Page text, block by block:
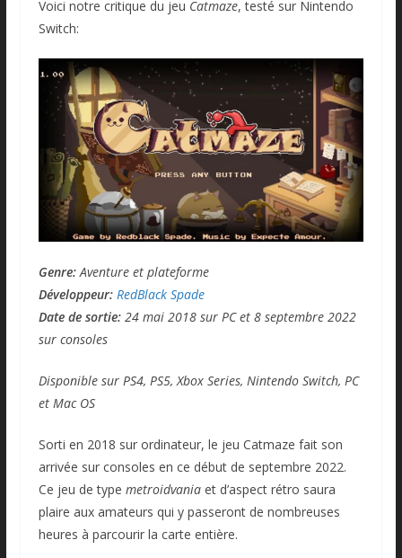
Voici notre critique du jeu Catmaze, testé sur Nintendo
Switch:
Genre:Aventure et plateforme
Développeur: RedBlack Spade
Date de sortie: 24 mai 2018 sur PC et 8 septembre 2022
sur consoles
Disponible sur PS4, PS5, Xbox Series, Nintendo Switch, PC
et Mac OS
Sorti en 2018 sur ordinateur, le jeu Catmaze fait son
arrivée sur consoles en ce début de septembre 2022.
Ce jeu de type metroidvaniaet d’aspect rétro saura
plaire aux amateurs qui y passeront de nombreuses
heures à parcourir la carte entière.